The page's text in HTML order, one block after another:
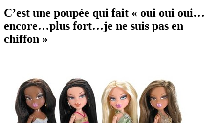
C’est une poupée qui fait « oui oui oui…
encore…plus fort…je ne suis pas en
chiffon »